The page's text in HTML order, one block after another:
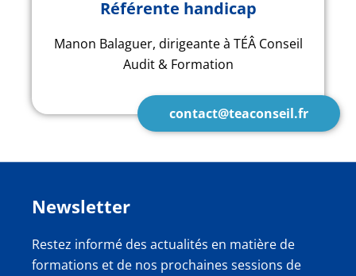
Référente handicap
Manon Balaguer, dirigeante à TÉÂ Conseil
Audit & Formation
contact@teaconseil.fr
Newsletter
Restez informé des actualités en matière de
formations et de nos prochaines sessions de